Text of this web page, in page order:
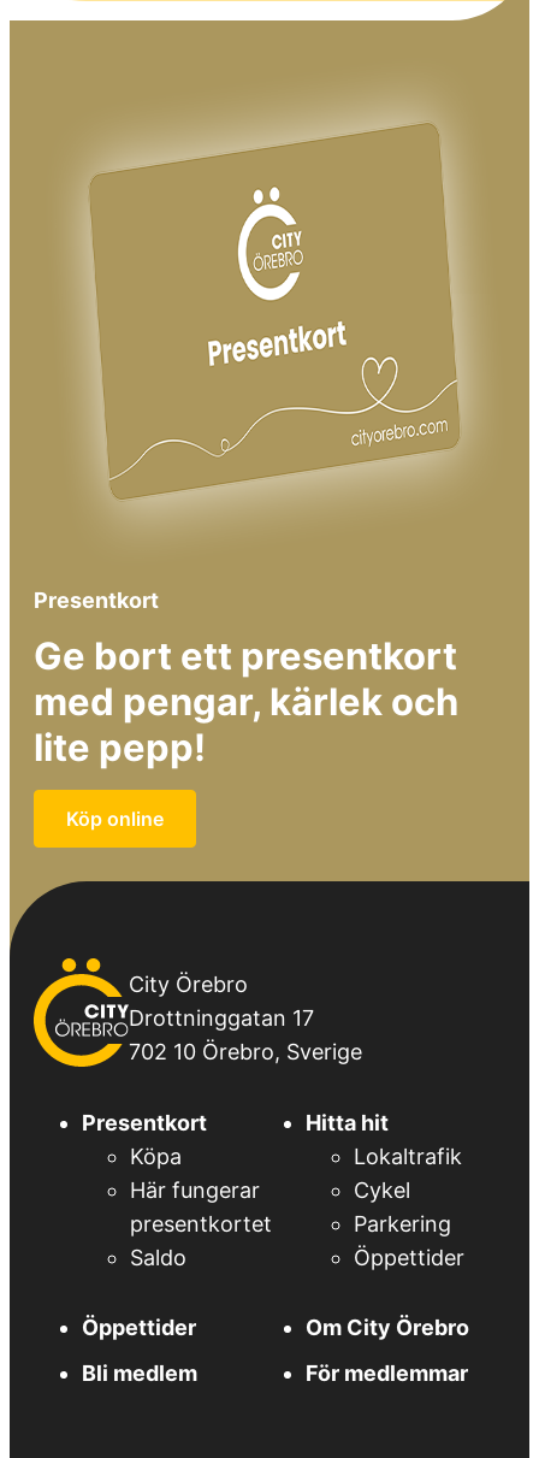
Presentkort
Ge bort ett presentkort
med pengar, kärlek och
lite pepp!
Köp online
City
Örebro
City Örebro
Drottninggatan 17
702 10 Örebro, Sverige
Presentkort
Köpa
Här fungerar
presentkortet
Saldo
Hitta hit
Lokaltrafik
Cykel
Parkering
Öppettider
Öppettider
Om City Örebro
Bli medlem
För medlemmar